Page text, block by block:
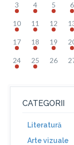
3 4 5 6
10 11 12
17 18 19
24 25 26
CATEGORII
Literatură
Arte vizuale